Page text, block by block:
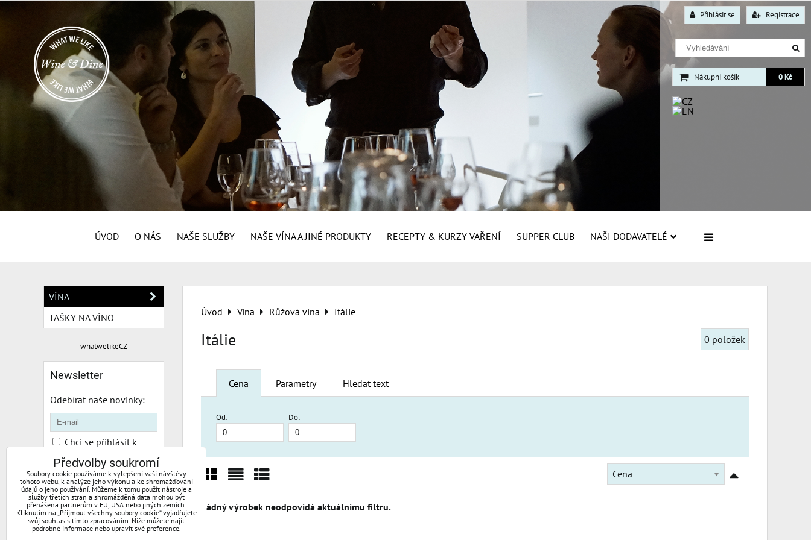
Přihlásit se Registrace
Nákupní košík 0 Kč
ÚVOD O NÁS NAŠE SLUŽBY NAŠE VÍNA A JINÉ PRODUKTY RECEPTY & KURZY VAŘENÍ SUPPER CLUB NAŠI DODAVATELÉ
Úvod Vína Růžová vína Itálie
Itálie 0 položek
Cena Parametry Hledat text
Od: Do:
Cena
VÍNA
TAŠKY NA VÍNO
whatwelikeCZ
Newsletter
Odebírat naše novinky:
Chci se přihlásit k
odběru novinek e-mailem
Odebírat
Předvolby soukromí
Soubory cookie používáme k vylepšení vaší návštěvy
tohoto webu, k analýze jeho výkonu a ke shromažďování
údajů o jeho používání. Můžeme k tomu použít nástroje a
služby třetích stran a shromážděná data mohou být
přenášena partnerům v EU, USA nebo jiných zemích.
Kliknutím na „Přijmout všechny soubory cookie“ vyjadřujete
svůj souhlas s tímto zpracováním. Níže můžete najít
podrobné informace nebo upravit své preference.